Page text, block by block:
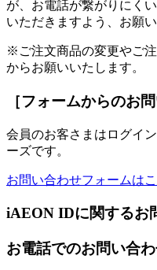
が、お電話が繋がりにく
いただきますよう、お願
※ご注文商品の変更やご
からお願いいたします。
［フォームからのお問
会員のお客さまはログイ
ーズです。
お問い合わせフォームは
iAEON IDに関するお
お電話でのお問い合